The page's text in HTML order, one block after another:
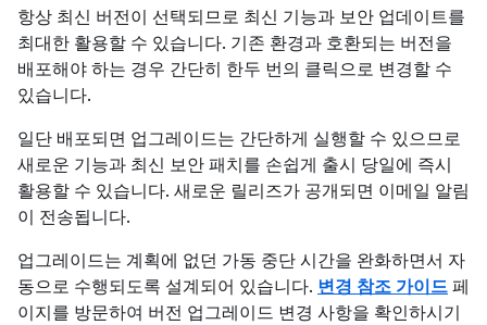
항상 최신 버전이 선택되므로 최신 기능과 보안 업데이트를
최대한 활용할 수 있습니다. 기존 환경과 호환되는 버전을
배포해야 하는 경우 간단히 한두 번의 클릭으로 변경할 수
있습니다.
일단 배포되면 업그레이드는 간단하게 실행할 수 있으므로
새로운 기능과 최신 보안 패치를 손쉽게 출시 당일에 즉시
활용할 수 있습니다. 새로운 릴리즈가 공개되면 이메일 알림
이 전송됩니다.
업그레이드는 계획에 없던 가동 중단 시간을 완화하면서 자
동으로 수행되도록 설계되어 있습니다. 변경 참조 가이드 페
이지를 방문하여 버전 업그레이드 변경 사항을 확인하시기